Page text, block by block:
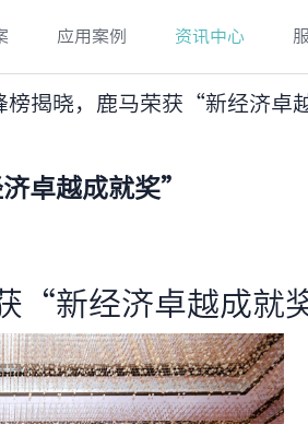
应用案例 资讯中心
榜揭晓，鹿马荣获“新经济卓
卓越成就奖”
“新经济卓越成就